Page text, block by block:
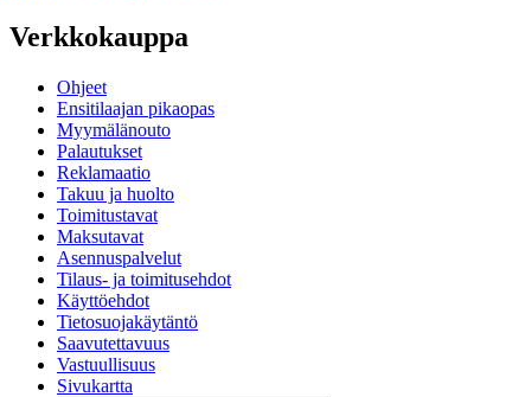
Verkkokauppa
Ohjeet
Ensitilaajan pikaopas
Myymälänouto
Palautukset
Reklamaatio
Takuu ja huolto
Toimitustavat
Maksutavat
Asennuspalvelut
Tilaus- ja toimitusehdot
Käyttöehdot
Tietosuojakäytäntö
Saavutettavuus
Vastuullisuus
Sivukartta